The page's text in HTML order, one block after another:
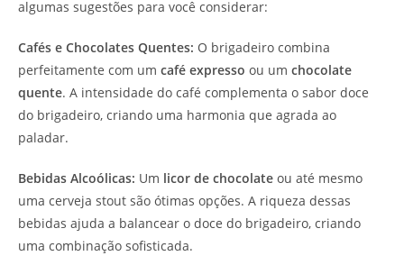
algumas sugestões para você considerar:
Cafés e Chocolates Quentes: O brigadeiro combina
perfeitamente com um café expresso ou um chocolate
quente. A intensidade do café complementa o sabor doce
do brigadeiro, criando uma harmonia que agrada ao
paladar.
Bebidas Alcoólicas: Um licor de chocolate ou até mesmo
uma cerveja stout são ótimas opções. A riqueza dessas
bebidas ajuda a balancear o doce do brigadeiro, criando
uma combinação sofisticada.